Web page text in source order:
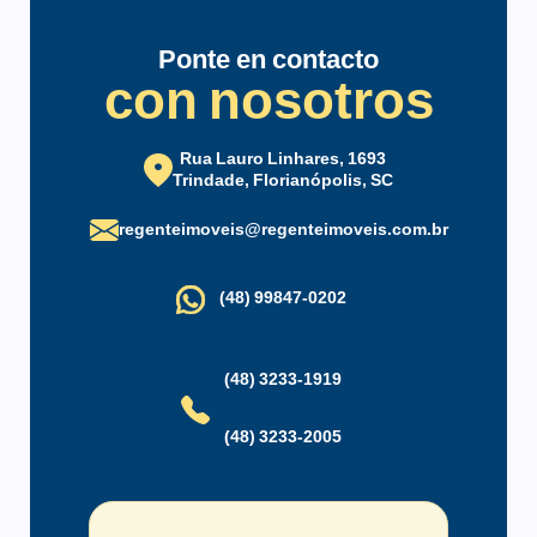
Ponte en contacto
con nosotros
Rua Lauro Linhares, 1693
Trindade, Florianópolis, SC
regenteimoveis@regenteimoveis.com.br
(48) 99847-0202
(48) 3233-1919
(48) 3233-2005